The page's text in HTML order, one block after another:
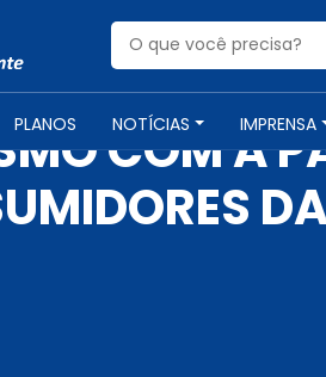
PLANOS NOTÍCIAS IMPRENSA
COM A